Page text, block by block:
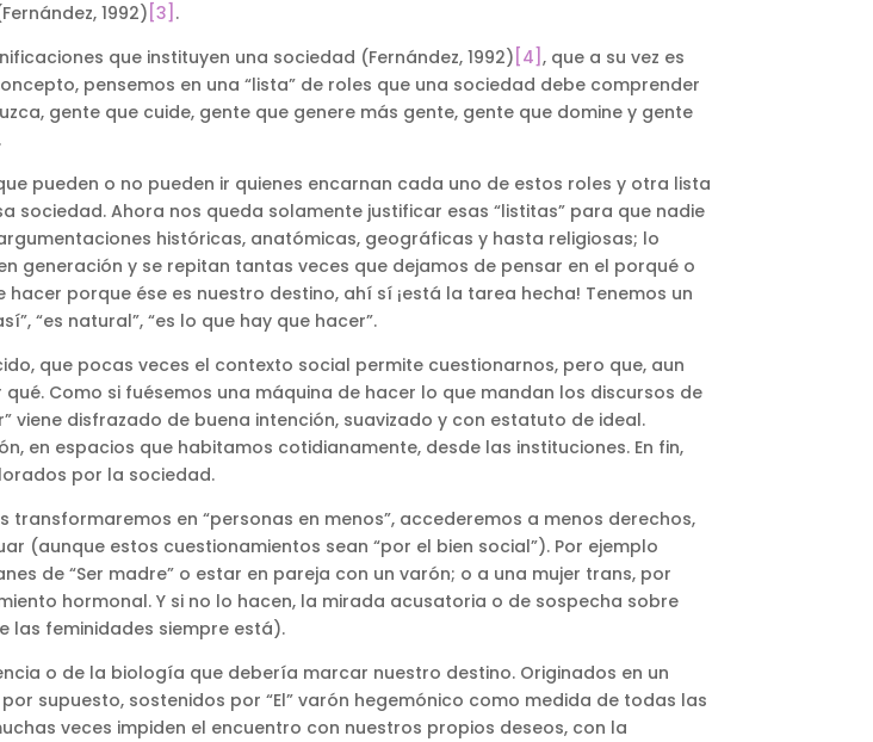
1992) [3] .
que instituyen una sociedad (Fernández, 1992) [4], que a su vez es
pensemos en una “lista” de roles que una sociedad debe comprender
gente que cuide, gente que genere más gente, gente que domine y gente
pueden o no pueden ir quienes encarnan cada uno de estos roles y otra lista
sociedad. Ahora nos queda solamente justificar esas “listitas” para que nadie
históricas, anatómicas, geográficas y hasta religiosas; lo
generación y se repitan tantas veces que dejamos de pensar en el porqué o
porque ése es nuestro destino, ahí sí ¡está la tarea hecha! Tenemos un
“es natural”, “es lo que hay que hacer”.
que pocas veces el contexto social permite cuestionarnos, pero que, aun
Como si fuésemos una máquina de hacer lo que mandan los discursos de
viene disfrazado de buena intención, suavizado y con estatuto de ideal.
en espacios que habitamos cotidianamente, desde las instituciones. En fin,
por la sociedad.
transformaremos en “personas en menos”, accederemos a menos derechos,
(aunque estos cuestionamientos sean “por el bien social”). Por ejemplo
de “Ser madre” o estar en pareja con un varón; o a una mujer trans, por
hormonal. Y si no lo hacen, la mirada acusatoria o de sospecha sobre
las feminidades siempre está).
o de la biología que debería marcar nuestro destino. Originados en un
supuesto, sostenidos por “El” varón hegemónico como medida de todas las
veces impiden el encuentro con nuestros propios deseos, con la